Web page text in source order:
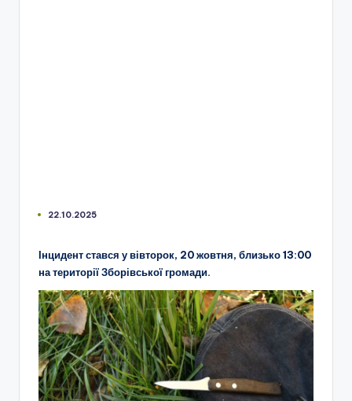
22.10.2025
Інцидент стався у вівторок, 20 жовтня, близько 13:00
на території Зборівської громади.